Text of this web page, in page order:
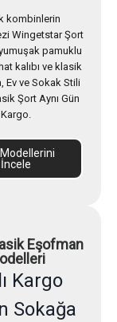
kombinlerin
Wingetstar Şort
pamuklu
kalıbı ve klasik
Ev ve Sokak Stili
Şort Aynı Gün
Kargo.
İncele
Eşofman
Kargo
Sokağa